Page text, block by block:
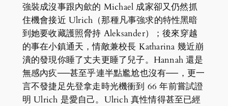
強裝成沒事跟內歛的 Michael 成家卻又仍然抓
住機會接近 Ulrich（那種凡事強求的特性黑暗
到她要收藏護照脅持 Aleksander）；後來穿越
的事在小鎮通天，情敵兼校長 Katharina 幾近崩
潰的發現你睡了丈夫更睡了兒子。Hannah 還是
無感內疚──甚至乎連半點尷尬也沒有──，更一
言不發捷足先登拿走時光機衝到 66 年前嘗試證
明 Ulrich 是愛自己。Ulrich 真性情得甚至已經